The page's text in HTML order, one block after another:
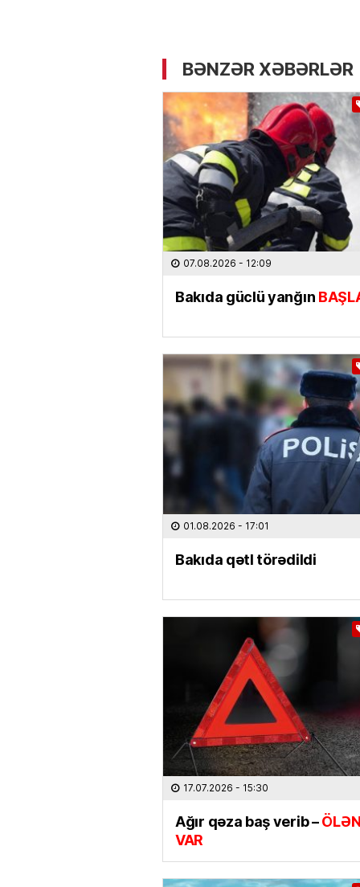
BƏNZƏR XƏBƏRLƏR
07.08.2026 - 12:09
Bakıda güclü yanğın
01.08.2026 - 17:01
Bakıda qətl törədildi
17.07.2026 - 15:30
Ağır qəza baş verib –
VAR